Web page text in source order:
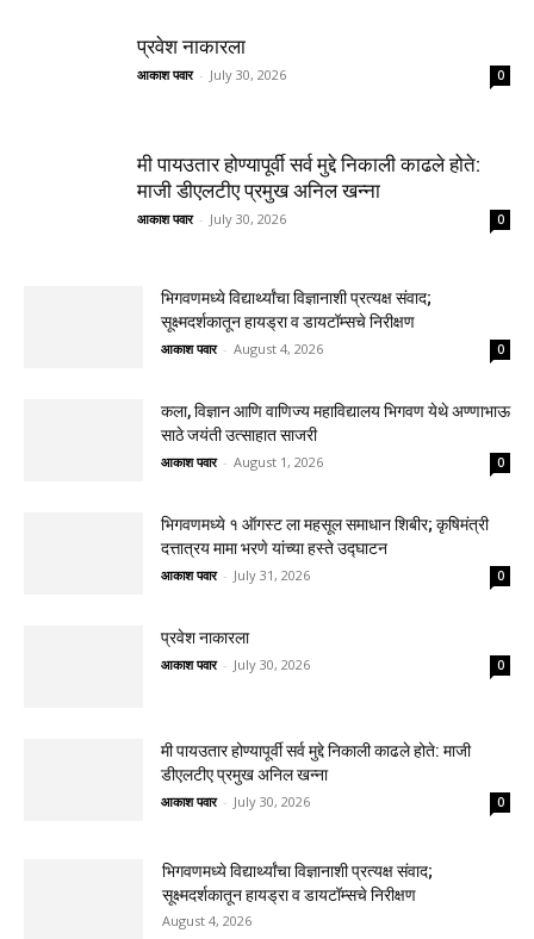
प्रवेश नाकारला
आकाश पवार - July 30, 2026 0
मी पायउतार होण्यापूर्वी सर्व मुद्दे निकाली काढले होते:
माजी डीएलटीए प्रमुख अनिल खन्ना
आकाश पवार - July 30, 2026 0
भिगवणमध्ये विद्यार्थ्यांचा विज्ञानाशी प्रत्यक्ष संवाद;
सूक्ष्मदर्शकातून हायड्रा व डायटॉम्सचे निरीक्षण
आकाश पवार - August 4, 2026 0
कला, विज्ञान आणि वाणिज्य महाविद्यालय भिगवण येथे अण्णाभाऊ
साठे जयंती उत्साहात साजरी
आकाश पवार - August 1, 2026 0
भिगवणमध्ये १ ऑगस्ट ला महसूल समाधान शिबीर; कृषिमंत्री
दत्तात्रय मामा भरणे यांच्या हस्ते उद्घाटन
आकाश पवार - July 31, 2026 0
प्रवेश नाकारला
आकाश पवार - July 30, 2026 0
मी पायउतार होण्यापूर्वी सर्व मुद्दे निकाली काढले होते: माजी
डीएलटीए प्रमुख अनिल खन्ना
आकाश पवार - July 30, 2026 0
भिगवणमध्ये विद्यार्थ्यांचा विज्ञानाशी प्रत्यक्ष संवाद;
सूक्ष्मदर्शकातून हायड्रा व डायटॉम्सचे निरीक्षण
August 4, 2026